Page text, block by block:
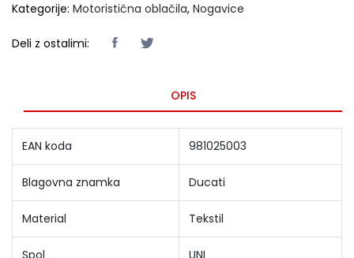
Kategorije: Motoristična oblačila, Nogavice
Deli z ostalimi:
OPIS
EAN koda 981025003
Blagovna znamka Ducati
Material Tekstil
Spol UNI